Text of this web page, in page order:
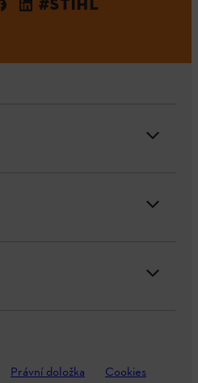
#STIHL
Právní doložka Cookies